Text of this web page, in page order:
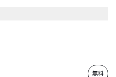
00:00 - 23:59
無料